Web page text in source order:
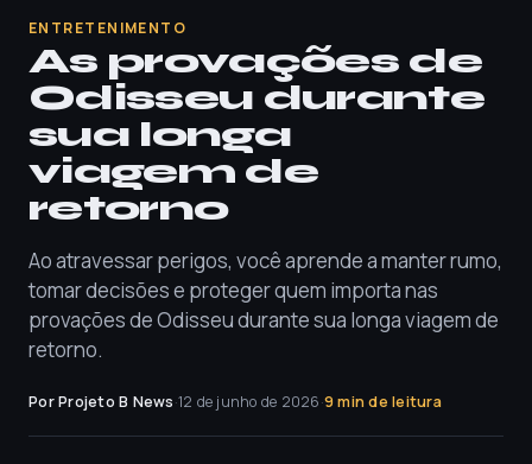
ENTRETENIMENTO
As provações de
Odisseu durante
sua longa
viagem de
retorno
Ao atravessar perigos, você aprende a manter rumo,
tomar decisões e proteger quem importa nas
provações de Odisseu durante sua longa viagem de
retorno.
Por Projeto B News·12 de junho de 2026·9 min de leitura